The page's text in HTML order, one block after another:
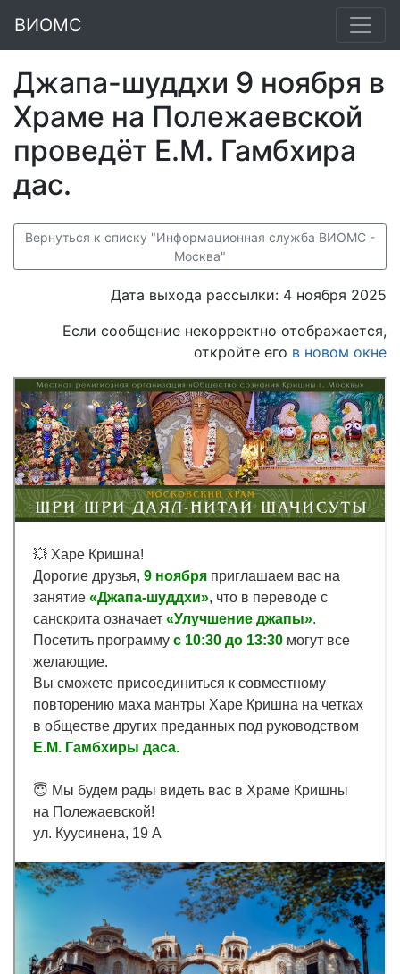
ВИОМС
Джапа-шуддхи 9 ноября в
Храме на Полежаевской
проведёт Е.М. Гамбхира
дас.
Вернуться к списку "Информационная служба ВИОМС -
Москва"
Дата выхода рассылки: 4 ноября 2025
Если сообщение некорректно отображается,
откройте его в новом окне